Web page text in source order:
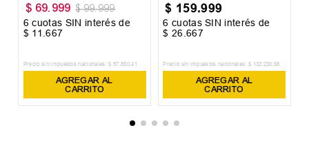
$ 69. 999 $ 99.999
6 cuotas SIN interés de
$ 11.667
Precio sin impuestos nacionales: $ 57 .850,41
AGREGAR AL
CARRITO
$ 159.999
6 cuotas SIN interés de
$ 26.667
Precio sin impuestos nacionales: $ 132.230 ,58
AGREGAR AL
CARRITO